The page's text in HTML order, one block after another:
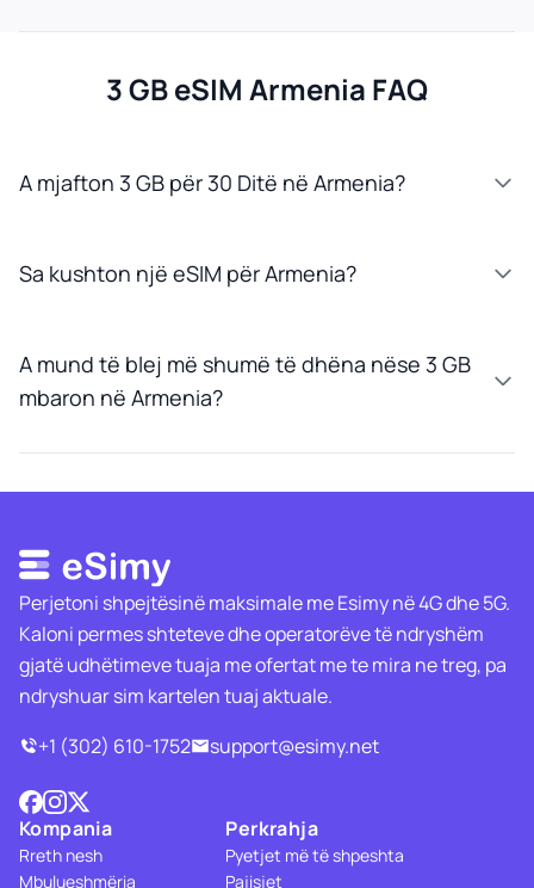
3 GB eSIM Armenia FAQ
A mjafton 3 GB për 30 Ditë në Armenia?
Sa kushton një eSIM për Armenia?
A mund të blej më shumë të dhëna nëse 3 GB
mbaron në Armenia?
Perjetoni shpejtësinë maksimale me Esimy në 4G dhe 5G.
Kaloni permes shteteve dhe operatorëve të ndryshëm
gjatë udhëtimeve tuaja me ofertat me te mira ne treg, pa
ndryshuar sim kartelen tuaj aktuale.
+1 (302) 610-1752
support@esimy.net
Kompania
Rreth nesh
Mbulueshmëria
Perkrahja
Pyetjet më të shpeshta
Pajisjet